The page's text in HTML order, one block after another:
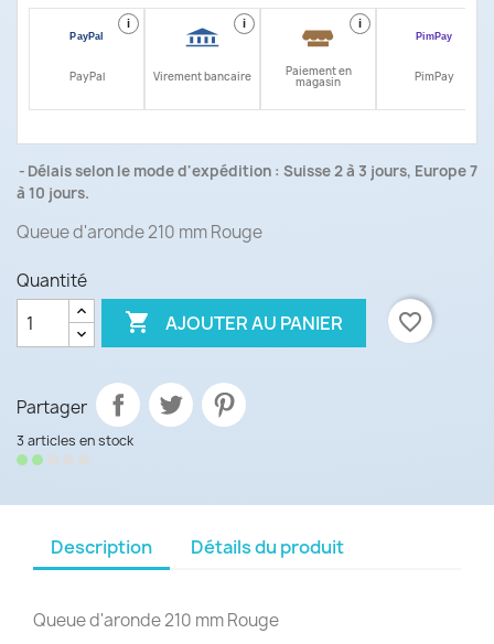
i
PayPal
i
Virement bancaire
i
Paiement en
magasin PimPay
Délais selon le mode d'expédition : Suisse 2 à 3 jours, Europe 7
à 10 jours.
Queue d'aronde 210 mm Rouge
Quantité
 AJOUTER AU PANIER favorite_border
Partager
3 articles en stock
Description Détails du produit
Queue d'aronde 210 mmRouge